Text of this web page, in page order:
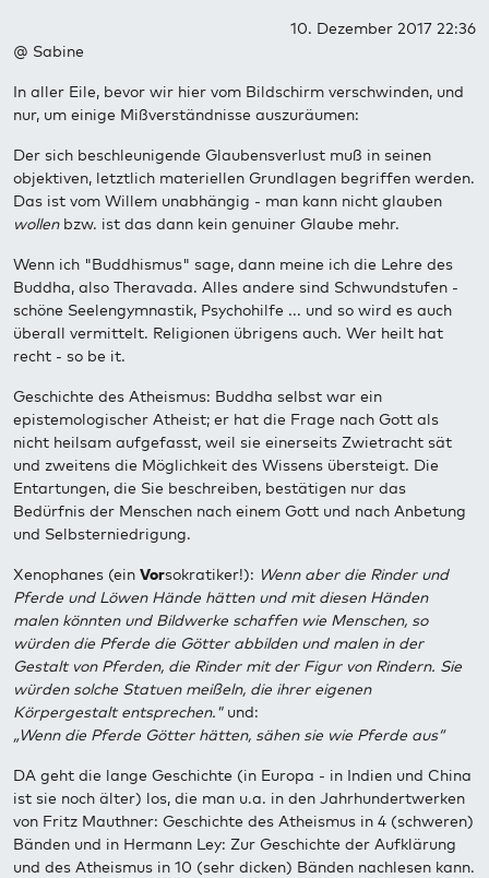
10. Dezember 2017 22:36
@ Sabine
In aller Eile, bevor wir hier vom Bildschirm verschwinden, und
nur, um einige Mißverständnisse auszuräumen:
Der sich beschleunigende Glaubensverlust muß in seinen
objektiven, letztlich materiellen Grundlagen begriffen werden.
Das ist vom Willem unabhängig - man kann nicht glauben
wollenbzw. ist das dann kein genuiner Glaube mehr.
Wenn ich "Buddhismus" sage, dann meine ich die Lehre des
Buddha, also Theravada. Alles andere sind Schwundstufen -
schöne Seelengymnastik, Psychohilfe ... und so wird es auch
überall vermittelt. Religionen übrigens auch. Wer heilt hat
recht - so be it.
Geschichte des Atheismus: Buddha selbst war ein
epistemologischer Atheist; er hat die Frage nach Gott als
nicht heilsam aufgefasst, weil sie einerseits Zwietracht sät
und zweitens die Möglichkeit des Wissens übersteigt. Die
Entartungen, die Sie beschreiben, bestätigen nur das
Bedürfnis der Menschen nach einem Gott und nach Anbetung
und Selbsterniedrigung.
Xenophanes (ein Vorsokratiker!): Wenn aber die Rinder und
Pferde und Löwen Hände hätten und mit diesen Händen
malen könnten und Bildwerke schaffen wie Menschen, so
würden die Pferde die Götter abbilden und malen in der
Gestalt von Pferden, die Rinder mit der Figur von Rindern. Sie
würden solche Statuen meißeln, die ihrer eigenen
Körpergestalt entsprechen." und:
„Wenn die Pferde Götter hätten, sähen sie wie Pferde aus“
DA geht die lange Geschichte (in Europa - in Indien und China
ist sie noch älter) los, die man u.a. in den Jahrhundertwerken
von Fritz Mauthner: Geschichte des Atheismus in 4 (schweren)
Bänden und in Hermann Ley: Zur Geschichte der Aufklärung
und des Atheismus in 10 (sehr dicken) Bänden nachlesen kann.